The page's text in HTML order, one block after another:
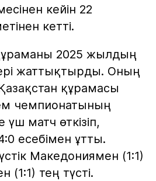
кейін 22
кетті.
2025 жылдың
жаттықтырды. Оның
құрамасы
чемпионатының
үш матч өткізіп,
есебімен ұтты.
Македониямен (1:1)
(1:1) тең түсті.